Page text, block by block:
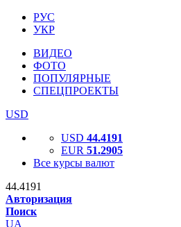
РУС
УКР
ВИДЕО
ФОТО
ПОПУЛЯРНЫЕ
СПЕЦПРОЕКТЫ
USD
USD 44.4191
EUR 51.2905
Все курсы валют
44.4191
Авторизация
Поиск
UA